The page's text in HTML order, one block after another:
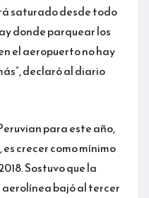
saturado desde todo
donde parquear los
el aeropuerto no hay
declaró al diario
para este año,
crecer como mínimo
Sostuvo que la
bajó al tercer